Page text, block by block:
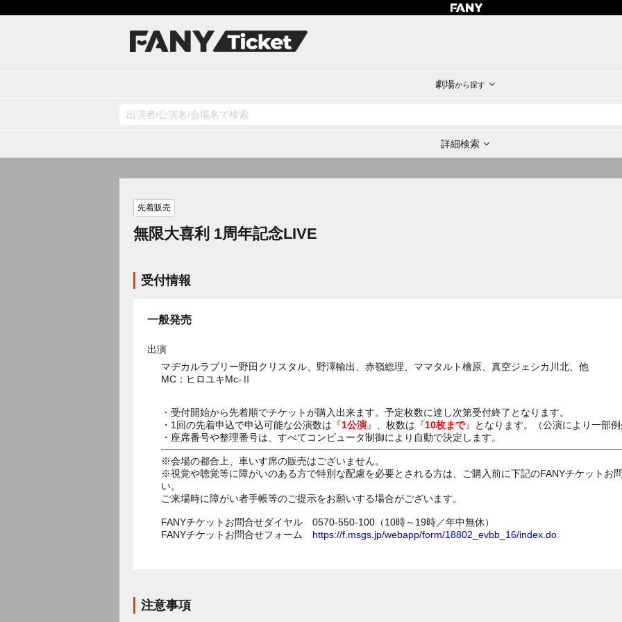
劇場から探す
詳細検索
先着販売
無限大喜利 1周年記念LIVE
受付情報
一般発売
出演
マヂカルラブリー野田クリスタル、野澤輸出、赤嶺総理、ママタルト檜原、真空ジェシカ川北、他
MC：ヒロユキMc-Ⅱ
・受付開始から先着順でチケットが購入出来ます。予定枚数に達し次第受付終了となります。
・1回の先着申込で申込可能な公演数は『1公演』、枚数は『10枚まで』となります。（公演により一部例
・座席番号や整理番号は、すべてコンピュータ制御により自動で決定します。
※会場の都合上、車いす席の販売はございません。
※視覚や聴覚等に障がいのある方で特別な配慮を必要とされる方は、ご購入前に下記のFANYチケットお
い。
ご来場時に障がい者手帳等のご提示をお願いする場合がございます。
FANYチケットお問合せダイヤル 0570-550-100（10時～19時／年中無休）
FANYチケットお問合せフォーム https://f.msgs.jp/webapp/form/18802_evbb_16/index.do
注意事項